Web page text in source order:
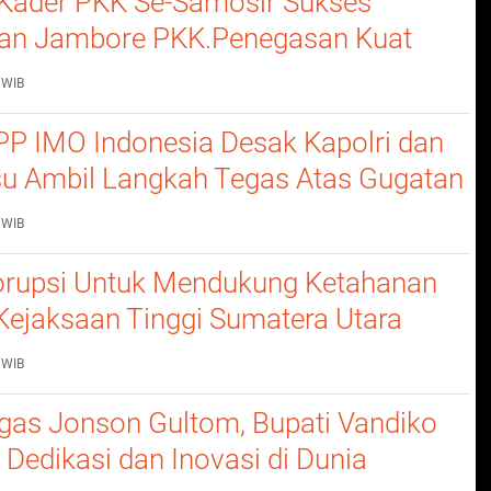
Jambore PKK.Penegasan Kuat
Dalam Membangun
IMO Indonesia Desak Kapolri dan
Ambil Langkah Tegas Atas Gugatan
Untuk Mendukung Ketahanan
Tinggi Sumatera Utara
Hukum Pada Dinas
Dan Ketahanan Pangan
Jonson Gultom, Bupati Vandiko
dan Inovasi di Dunia